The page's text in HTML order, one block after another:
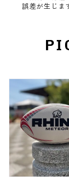
誤差が生じま